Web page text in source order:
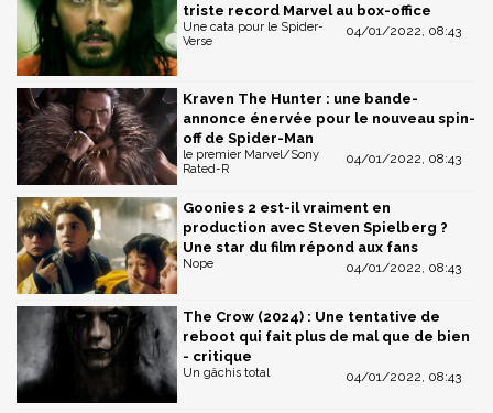
triste record Marvel au box-office
04/01/2022, 08:43
Une cata pour le Spider-
Verse
Kraven The Hunter : une bande-
annonce énervée pour le nouveau spin-
off de Spider-Man
04/01/2022, 08:43
le premier Marvel/Sony
Rated-R
Goonies 2 est-il vraiment en
production avec Steven Spielberg ?
Une star du film répond aux fans
04/01/2022, 08:43
Nope
The Crow (2024) : Une tentative de
reboot qui fait plus de mal que de bien
- critique
04/01/2022, 08:43
Un gâchis total